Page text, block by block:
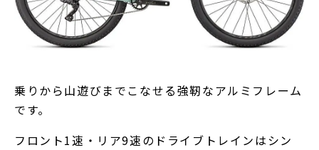
乗りから山遊びまでこなせる強靭なアルミフレーム
です。
フロント1速・リア9速のドライブトレインはシン